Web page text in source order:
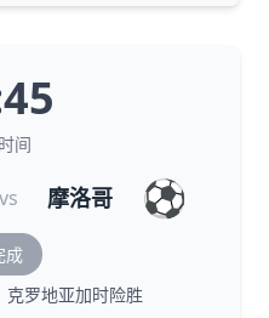
间
vs 摩洛哥 ⚽
成
罗地亚加时险胜